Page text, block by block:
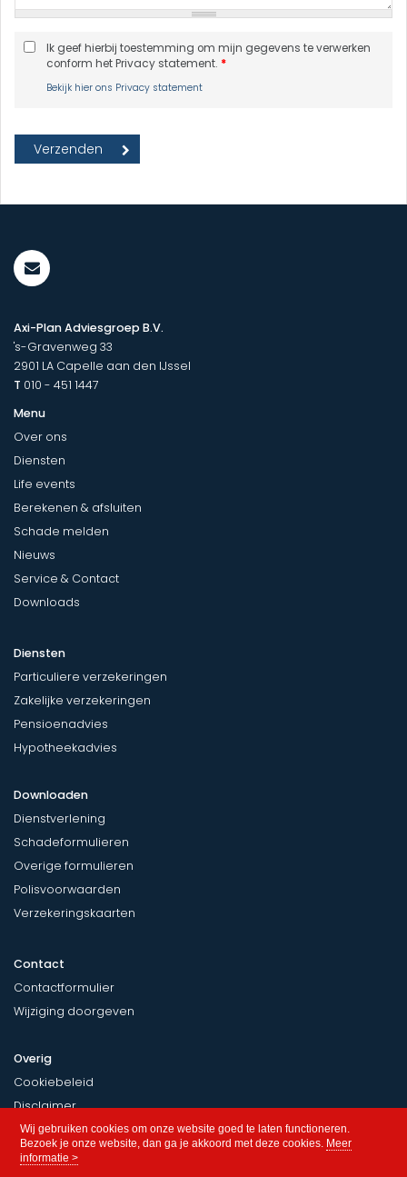
Wij gebruiken cookies om onze website goed te laten functioneren.
Bezoek je onze website, dan ga je akkoord met deze cookies. Meer
informatie >
Ik geef hierbij toestemming om mijn gegevens te verwerken
conform het Privacy statement. *
Bekijk hier ons Privacy statement
Axi-Plan Adviesgroep B.V.
's-Gravenweg 33
2901 LA Capelle aan den IJssel
T 010 - 451 1447
Menu
Over ons
Diensten
Life events
Berekenen & afsluiten
Schade melden
Nieuws
Service & Contact
Downloads
Diensten
Particuliere verzekeringen
Zakelijke verzekeringen
Pensioenadvies
Hypotheekadvies
Downloaden
Dienstverlening
Schadeformulieren
Overige formulieren
Polisvoorwaarden
Verzekeringskaarten
Contact
Contactformulier
Wijziging doorgeven
Overig
Cookiebeleid
Disclaimer
Privacy